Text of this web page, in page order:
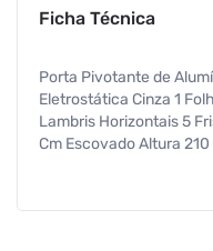
Ficha Técnica
Porta Pivotante de
Eletrostática Cinza 1
Lambris Horizontais 5
Cm Escovado Altura